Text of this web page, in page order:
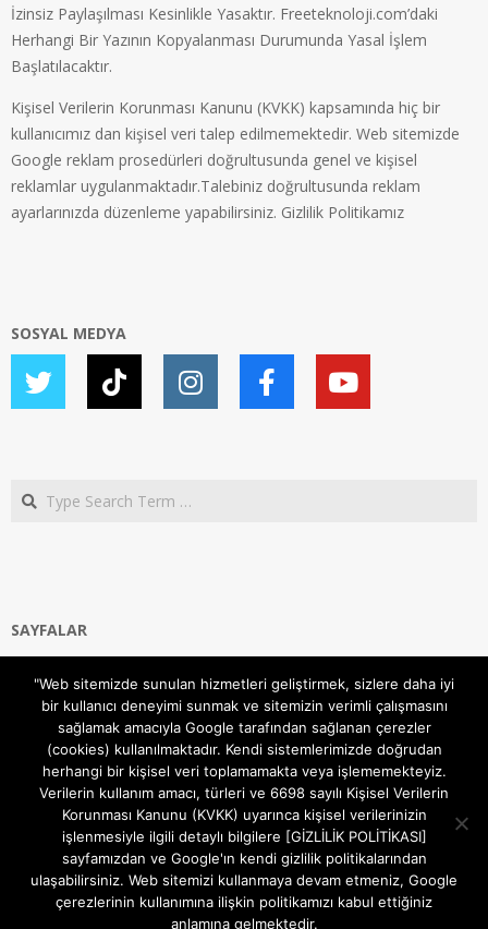
İzinsiz Paylaşılması Kesinlikle Yasaktır. Freeteknoloji.com’daki
Herhangi Bir Yazının Kopyalanması Durumunda Yasal İşlem
Başlatılacaktır.
Kişisel Verilerin Korunması Kanunu (KVKK) kapsamında hiç bir
kullanıcımız dan kişisel veri talep edilmemektedir. Web sitemizde
Google reklam prosedürleri doğrultusunda genel ve kişisel
reklamlar uygulanmaktadır.Talebiniz doğrultusunda reklam
ayarlarınızda düzenleme yapabilirsiniz. Gizlilik Politikamız
SOSYAL MEDYA
Search
SAYFALAR
Gizlilik ve Çerezler (Cookies) Politikası
Hakkımızda
İletişim Kanalları
MODEM KURULUM
TEKNİK DESTEK
TELEVİZYON SİSTEMLERİ
"Web sitemizde sunulan hizmetleri geliştirmek, sizlere daha iyi
bir kullanıcı deneyimi sunmak ve sitemizin verimli çalışmasını
sağlamak amacıyla Google tarafından sağlanan çerezler
(cookies) kullanılmaktadır. Kendi sistemlerimizde doğrudan
herhangi bir kişisel veri toplamamakta veya işlememekteyiz.
Verilerin kullanım amacı, türleri ve 6698 sayılı Kişisel Verilerin
Korunması Kanunu (KVKK) uyarınca kişisel verilerinizin
işlenmesiyle ilgili detaylı bilgilere [GİZLİLİK POLİTİKASI]
sayfamızdan ve Google'ın kendi gizlilik politikalarından
ulaşabilirsiniz. Web sitemizi kullanmaya devam etmeniz, Google
çerezlerinin kullanımına ilişkin politikamızı kabul ettiğiniz
anlamına gelmektedir.